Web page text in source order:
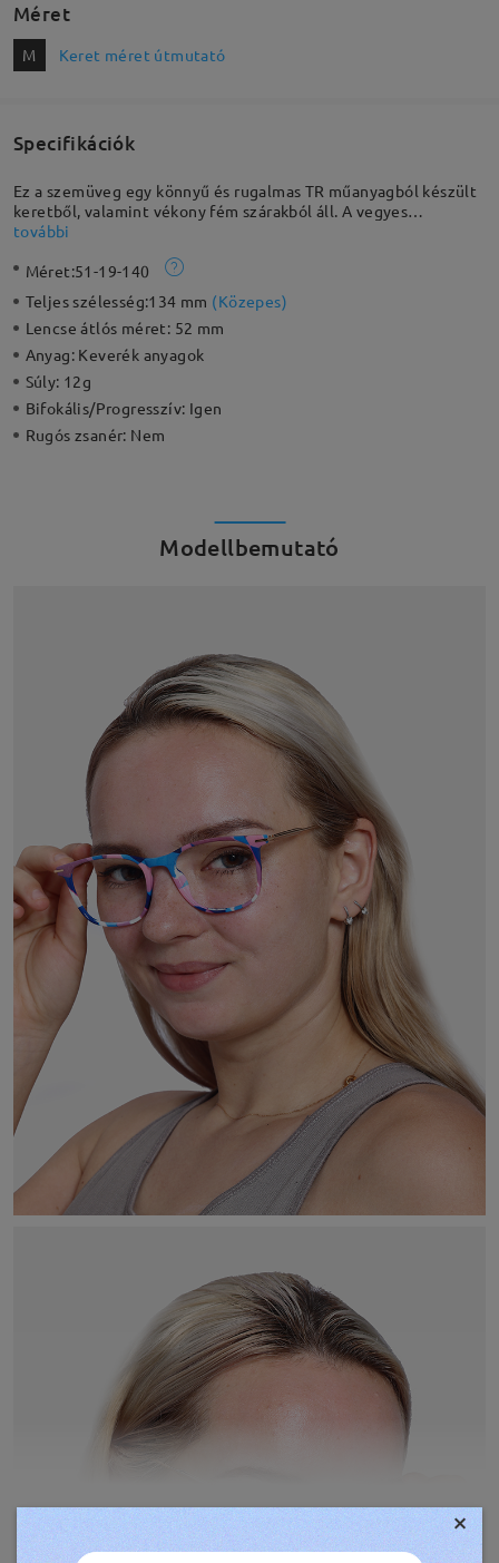
Méret
M Keret méret útmutató
Specifikációk
Ez a szemüveg egy könnyű és rugalmas TR műanyagból készült
keretből, valamint vékony fém szárakból áll. A vegyes
anyaghasználat kifinomult kidolgozást tükröz, és
erősen ajánlott a teljes keretes változat, mivel a vastag
lencséket teljesen körülöleli a keret, így jobb stabilitást
biztosít.
további
Méret:51-19-140
Teljes szélesség:134 mm (Közepes)
Lencse átlós méret: 52 mm
Anyag: Keverék anyagok
Súly: 12g
Bifokális/Progresszív: Igen
Rugós zsanér: Nem
Modellbemutató
TOVÁBBIAK MEGJELENÍTÉSE ×